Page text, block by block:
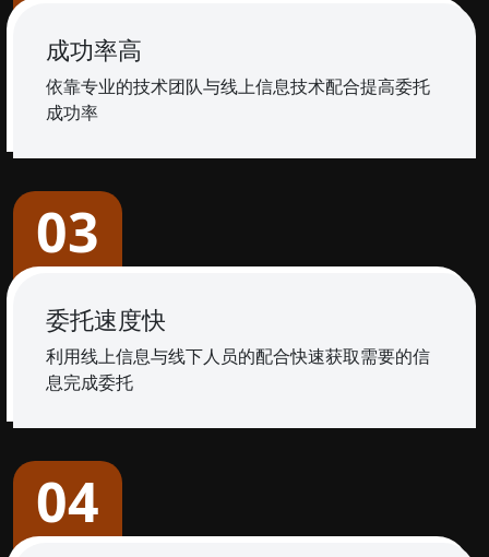
成功率高
依靠专业的技术团队与线上信息技术配合提高委托
成功率
03
委托速度快
利用线上信息与线下人员的配合快速获取需要的信
息完成委托
04